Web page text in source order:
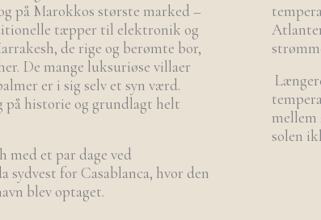
på Marokkos største marked –
tæpper til elektronik og
de rige og berømte bor,
De mange luksuriøse villaer
er i sig selv et syn værd.
på historie og grundlagt helt
med et par dage ved
for Casablanca, hvor den
blev optaget.
mellem
solen